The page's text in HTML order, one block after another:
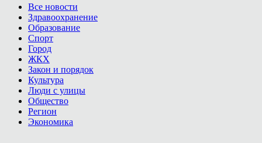
Все новости
Здравоохранение
Образование
Спорт
Город
ЖКХ
Закон и порядок
Культура
Люди с улицы
Общество
Регион
Экономика